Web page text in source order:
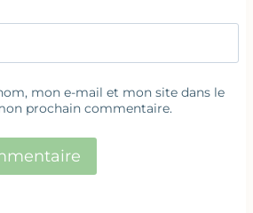
mon e-mail et mon site dans le
prochain commentaire.